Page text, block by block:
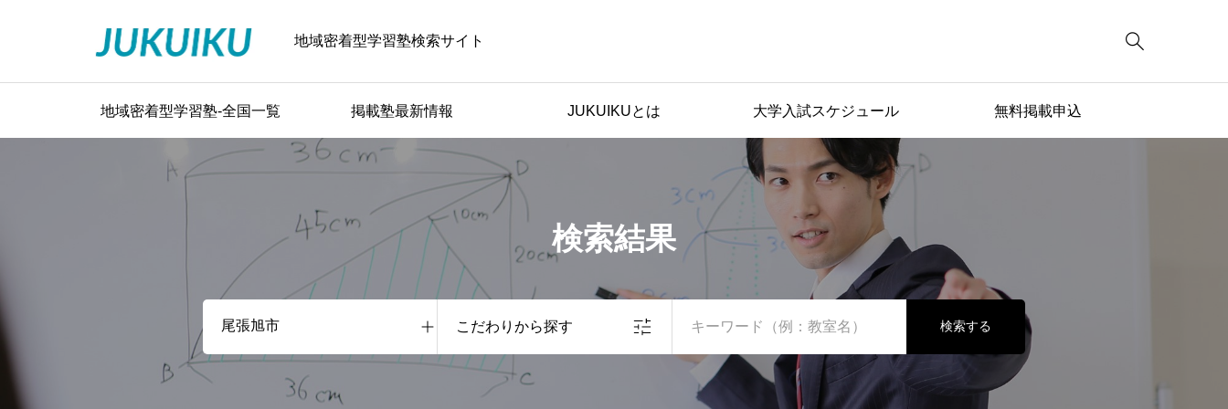
地域密着型学習塾検索サイト 
地域密着型学習塾-全国一覧 掲載塾最新情報 JUKUIKUとは 大学入試スケジュール 無料掲載申込
検索結果
こだわりから探す 検索する